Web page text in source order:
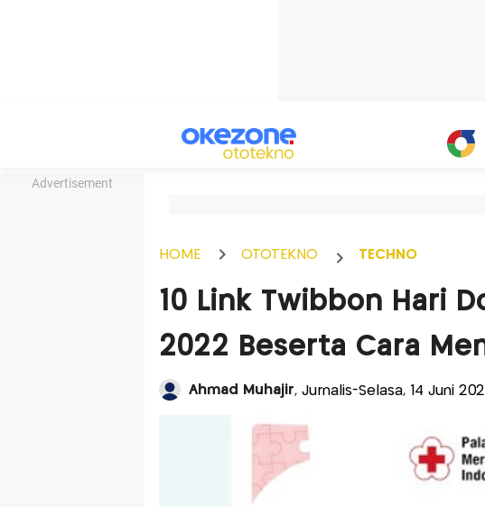
Advertisement
HOME OTOTEKNO TECHNO
10 Link Twibbon Hari
2022 Beserta Cara
Ahmad Muhajir, Jurnalis-Selasa, 14 Juni